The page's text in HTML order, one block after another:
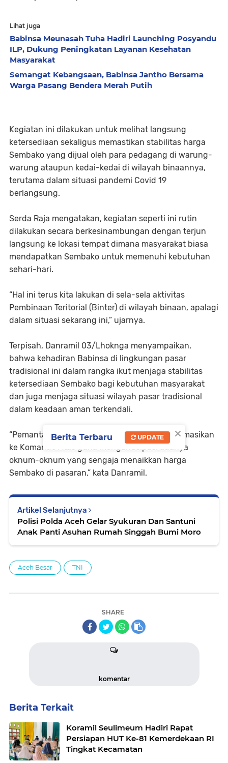
Lihat juga
Babinsa Meunasah Tuha Hadiri Launching Posyandu
ILP, Dukung Peningkatan Layanan Kesehatan
Masyarakat
Semangat Kebangsaan, Babinsa Jantho Bersama
Warga Pasang Bendera Merah Putih
Kegiatan ini dilakukan untuk melihat langsung
ketersediaan sekaligus memastikan stabilitas harga
Sembako yang dijual oleh para pedagang di warung-
warung ataupun kedai-kedai di wilayah binaannya,
terutama dalam situasi pandemi Covid 19
berlangsung.
Serda Raja mengatakan, kegiatan seperti ini rutin
dilakukan secara berkesinambungan dengan terjun
langsung ke lokasi tempat dimana masyarakat biasa
mendapatkan Sembako untuk memenuhi kebutuhan
sehari-hari.
“Hal ini terus kita lakukan di sela-sela aktivitas
Pembinaan Teritorial (Binter) di wilayah binaan, apalagi
dalam situasi sekarang ini,” ujarnya.
Terpisah, Danramil 03/Lhoknga menyampaikan,
bahwa kehadiran Babinsa di lingkungan pasar
tradisional ini dalam rangka ikut menjaga stabilitas
ketersediaan Sembako bagi kebutuhan masyarakat
dan juga menjaga situasi wilayah pasar tradisional
dalam keadaan aman terkendali.
“Pemantauan ini rutin dilakukan untuk diinformasikan
ke Komando Atas guna mengantisipasi adanya
oknum-oknum yang sengaja menaikkan harga
Sembako di pasaran,” kata Danramil.
Artikel Selanjutnya
Polisi Polda Aceh Gelar Syukuran Dan Santuni
Anak Panti Asuhan Rumah Singgah Bumi Moro
Aceh Besar TNI
SHARE
komentar
Berita Terkait
Koramil Seulimeum Hadiri Rapat
Persiapan HUT Ke-81 Kemerdekaan RI
Tingkat Kecamatan
×
Berita Terbaru UPDATE